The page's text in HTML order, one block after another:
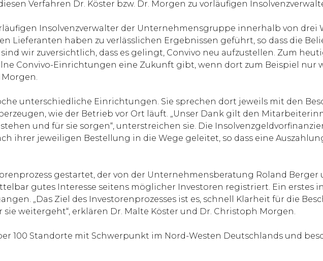
Verfahren Dr. Köster bzw. Dr. Morgen zu vorläufigen
Insolvenzverwalter der Unternehmensgruppe innerhalb von drei
Lieferanten haben zu verlässlichen Ergebnissen geführt, so dass die
wir zuversichtlich, dass es gelingt, Convivo neu aufzustellen. Zum
Convivo-Einrichtungen eine Zukunft gibt, wenn dort zum Beispiel nur
unterschiedliche Einrichtungen. Sie sprechen dort jeweils mit den
wie der Betrieb vor Ort läuft. „Unser Dank gilt den
und für sie sorgen“, unterstreichen sie. Die
ihrer jeweiligen Bestellung in die Wege geleitet, so dass eine
gestartet, der von der Unternehmensberatung Roland Berger
gutes Interesse seitens möglicher Investoren registriert. Ein erstes
„Das Ziel des Investorenprozesses ist es, schnell Klarheit für die
sie weitergeht“, erklären Dr. Malte Köster und Dr. Christoph Morgen.
100 Standorte mit Schwerpunkt im Nord-Westen Deutschlands und